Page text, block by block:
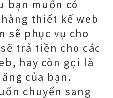
bạn muốn có
thiết kế web
sẽ phục vụ cho
trả tiền cho các
hay còn gọi là
của bạn.
chuyển sang